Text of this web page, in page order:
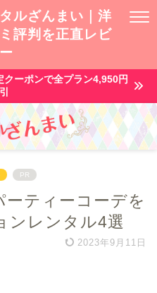
ルざんまい｜洋
評判を正直レビ
クーポンで全プラン4,950円
PR
ティーコーデを
ンレンタル4選
2023年9月11日